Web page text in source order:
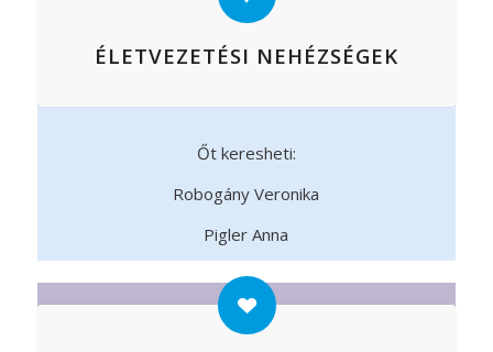
ÉLETVEZETÉSI NEHÉZSÉGEK
Őt keresheti:
Robogány Veronika
Pigler Anna